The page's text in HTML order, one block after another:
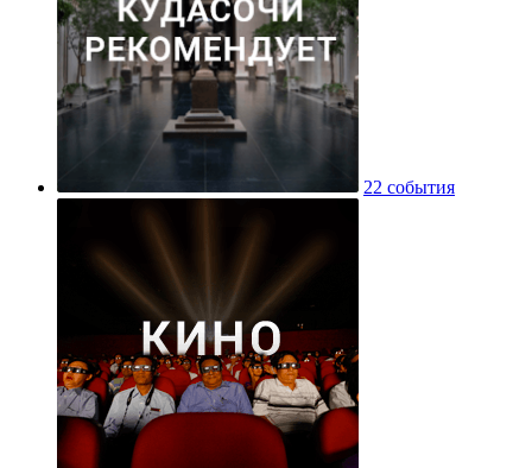
22 события